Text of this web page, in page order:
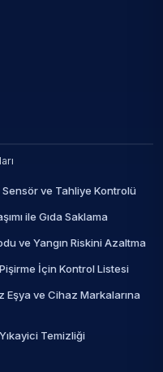
Sensör ve Tahliye Kontrolü
ile Gıda Saklama
ve Yangın Riskini Azaltma
Pişirme İçin Kontrol Listesi
Eşya ve Cihaz Markalarına
Temizliği